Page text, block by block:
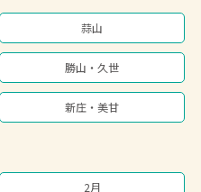
蒜山
勝山・久世
新庄・美甘
2月